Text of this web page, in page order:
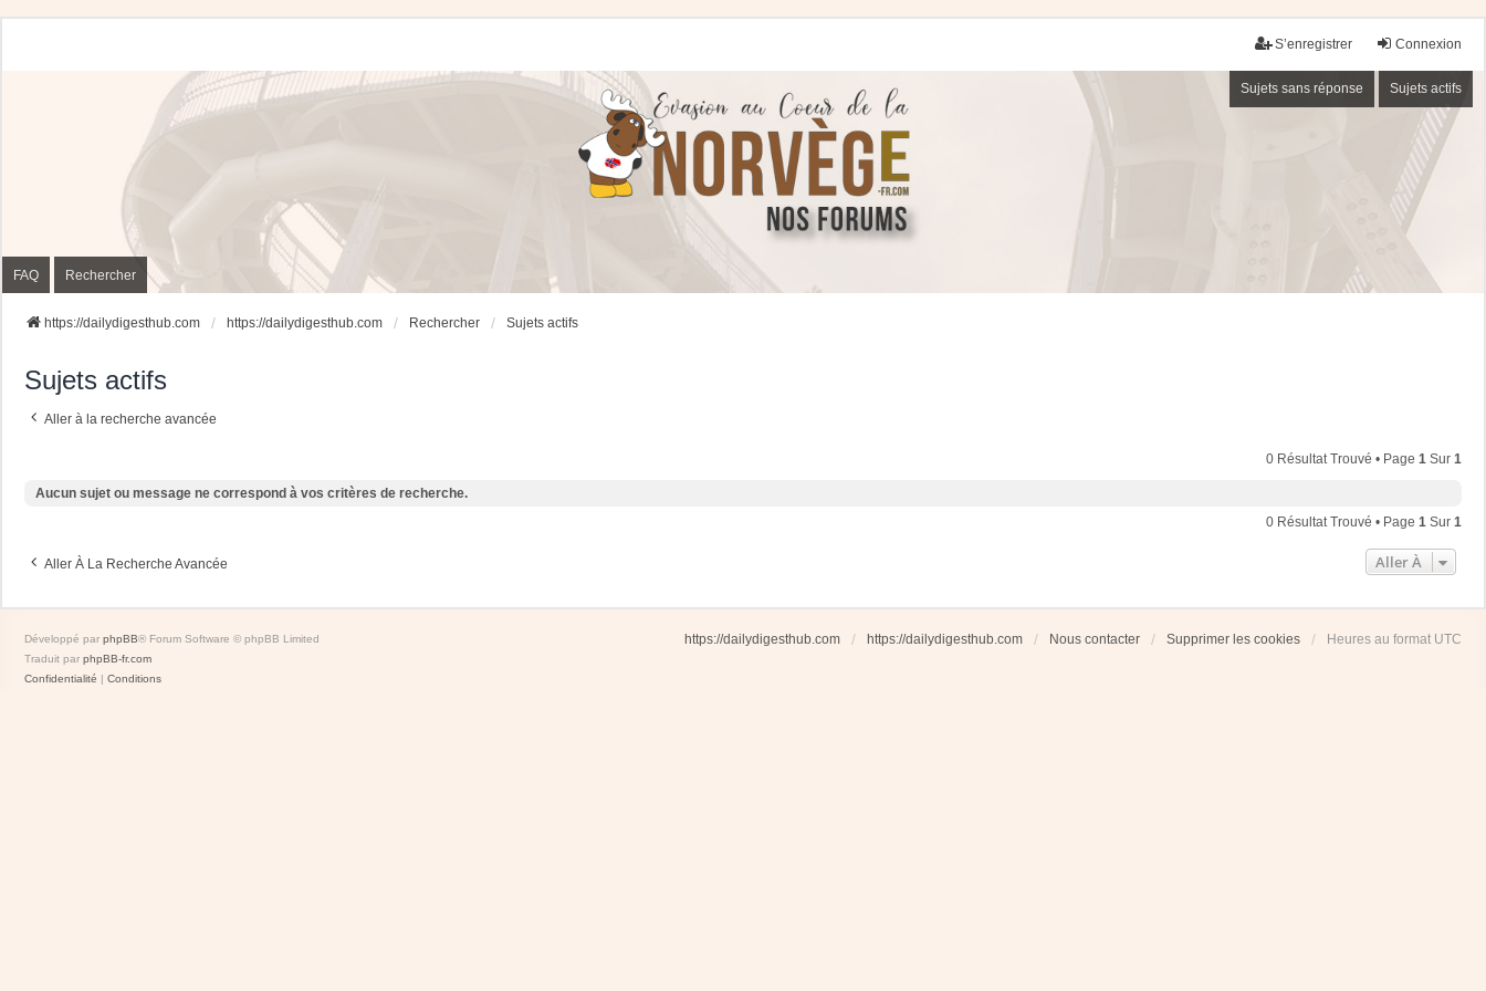
Connexion
S’enregistrer
Sujets sans réponse Sujets actifs
FAQ Rechercher
https://dailydigesthub.com https://dailydigesthub.com Rechercher Sujets actifs
Sujets actifs
Aller à la recherche avancée
0 Résultat Trouvé • Page 1 Sur 1
Aucun sujet ou message ne correspond à vos critères de recherche.
0 Résultat Trouvé • Page 1 Sur 1
Aller À La Recherche Avancée Aller À
https://dailydigesthub.com https://dailydigesthub.com Nous contacter Supprimer les cookies Heures au format UTC
Développé par phpBB® Forum Software © phpBB Limited
Traduit par phpBB-fr.com
Confidentialité | Conditions